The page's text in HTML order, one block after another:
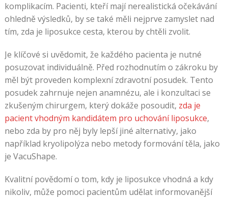
komplikacím. Pacienti, kteří mají nerealistická očekávání
ohledně výsledků, by se také měli nejprve zamyslet nad
tím, zda je liposukce cesta, kterou by chtěli zvolit.
Je klíčové si uvědomit, že každého pacienta je nutné
posuzovat individuálně. Před rozhodnutím o zákroku by
měl být proveden komplexní zdravotní posudek. Tento
posudek zahrnuje nejen anamnézu, ale i konzultaci se
zkušeným chirurgem, který dokáže posoudit, zda je
pacient vhodným kandidátem pro uchování liposukce,
nebo zda by pro něj byly lepší jiné alternativy, jako
například kryolipolýza nebo metody formování těla, jako
je VacuShape.
Kvalitní povědomí o tom, kdy je liposukce vhodná a kdy
nikoliv, může pomoci pacientům udělat informovanější